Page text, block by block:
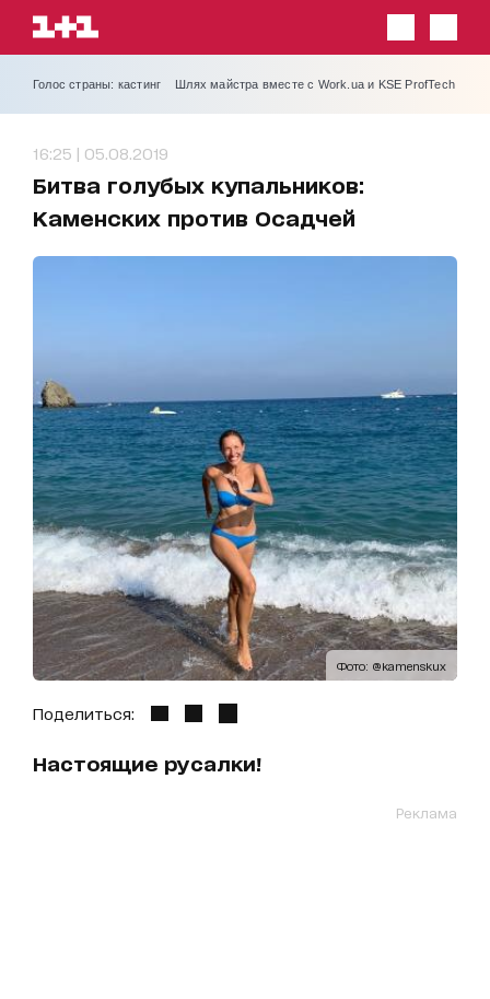
Голос страны: кастинг Шлях майстра вместе с Work.ua и KSE ProfTech
16:25 | 05.08.2019
Битва голубых купальников:
Каменских против Осадчей
Фото: @kamenskux
Поделиться:
Настоящие русалки!
Реклама